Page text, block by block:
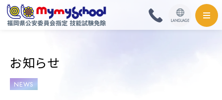
料金・取扱免許
普通自動車
お知らせ
NEWS